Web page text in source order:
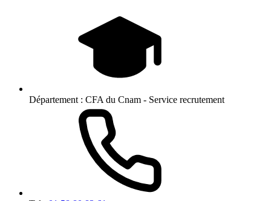
Département : CFA du Cnam - Service recrutement